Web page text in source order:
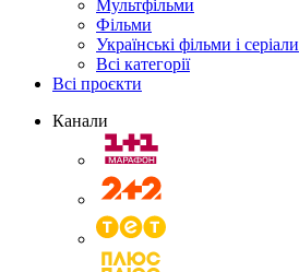
Мультфільми
Фільми
Українські фільми і серіали
Всі категорії
Всі проєкти
Канали